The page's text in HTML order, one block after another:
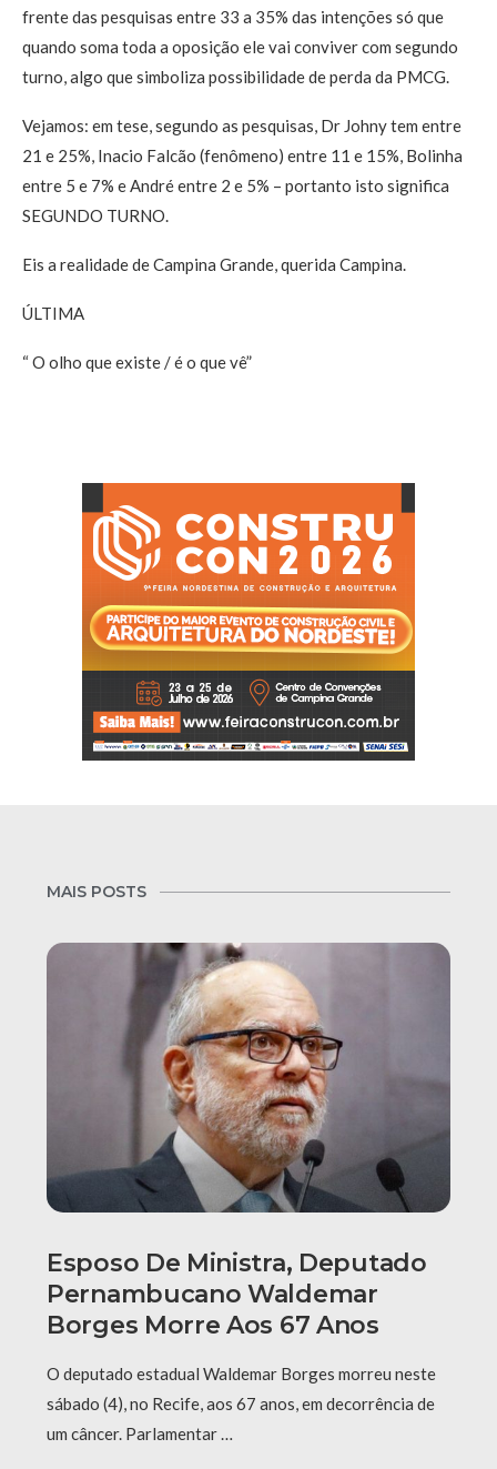
frente das pesquisas entre 33 a 35% das intenções só que
quando soma toda a oposição ele vai conviver com segundo
turno, algo que simboliza possibilidade de perda da PMCG.
Vejamos: em tese, segundo as pesquisas, Dr Johny tem entre
21 e 25%, Inacio Falcão (fenômeno) entre 11 e 15%, Bolinha
entre 5 e 7% e André entre 2 e 5% – portanto isto significa
SEGUNDO TURNO.
Eis a realidade de Campina Grande, querida Campina.
ÚLTIMA
“ O olho que existe / é o que vê”
MAIS POSTS
Esposo De Ministra, Deputado
Pernambucano Waldemar
Borges Morre Aos 67 Anos
O deputado estadual Waldemar Borges morreu neste
sábado (4), no Recife, aos 67 anos, em decorrência de
um câncer. Parlamentar …